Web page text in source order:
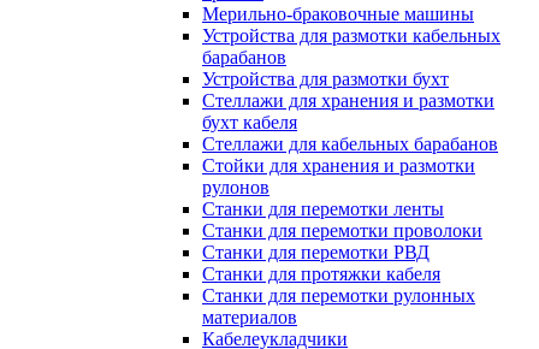
Мерильно-браковочные машины
Устройства для размотки кабельных
барабанов
Устройства для размотки бухт
Стеллажи для хранения и размотки
бухт кабеля
Стеллажи для кабельных барабанов
Стойки для хранения и размотки
рулонов
Станки для перемотки ленты
Станки для перемотки проволоки
Станки для перемотки РВД
Станки для протяжки кабеля
Станки для перемотки рулонных
материалов
Кабелеукладчики